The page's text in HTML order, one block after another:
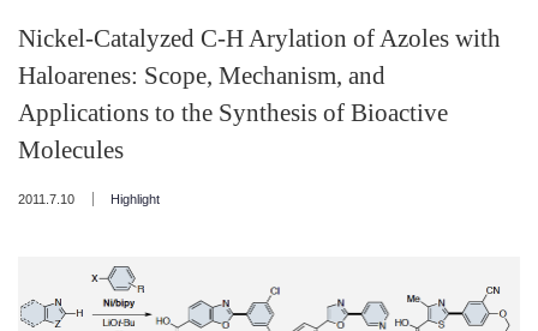
Nickel-Catalyzed C-H Arylation of Azoles with
Haloarenes: Scope, Mechanism, and
Applications to the Synthesis of Bioactive
Molecules
2011.7.10 Highlight